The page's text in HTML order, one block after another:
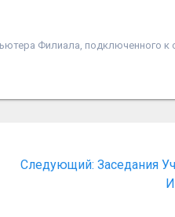
Филиала, подключенного к
Следующий: Следующая
Заседания